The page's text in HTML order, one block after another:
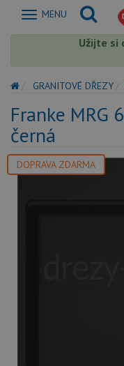
Zobrazit
MENU
Užijte si
GRANITOVÉ DŘEZY
Franke MRG
černá
DOPRAVA ZDARMA